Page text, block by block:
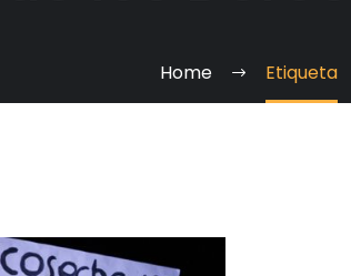
Home Etiqueta